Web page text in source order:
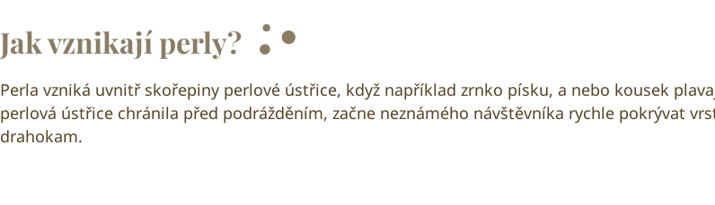
Jak vznikají perly?
Perla vzniká uvnitř skořepiny perlové ústřice, když například zrnko písku, a nebo kousek
perlová ústřice chránila před podrážděním, začne neznámého návštěvníka rychle pokrývat
drahokam.